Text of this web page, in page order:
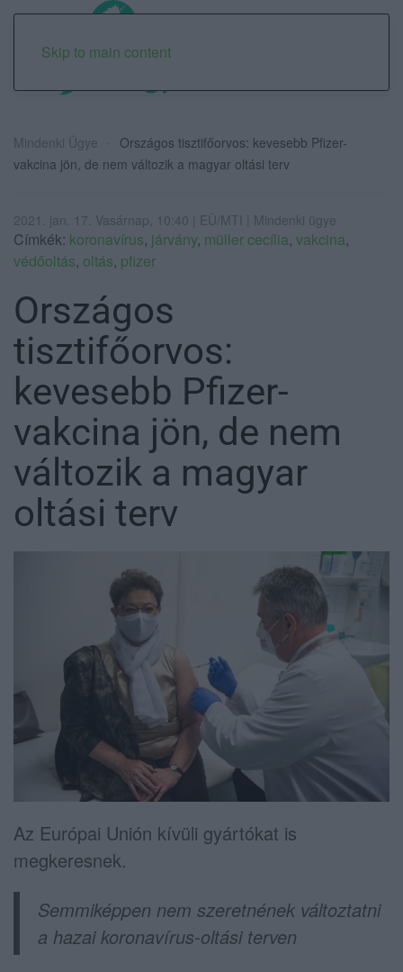
Skip to main content
Mindenki Ügye
Országos tisztifőorvos: kevesebb Pfizer-
vakcina jön, de nem változik a magyar oltási terv
2021. jan. 17. Vasárnap, 10:40 | EÜ/MTI | Mindenki ügye
Címkék: koronavírus, járvány, müller cecília, vakcina,
védőoltás, oltás, pfizer
Országos
tisztifőorvos:
kevesebb Pfizer-
vakcina jön, de nem
változik a magyar
oltási terv
Az Európai Unión kívüli gyártókat is
megkeresnek.
Semmiképpen nem szeretnének változtatni
a hazai koronavírus-oltási terven